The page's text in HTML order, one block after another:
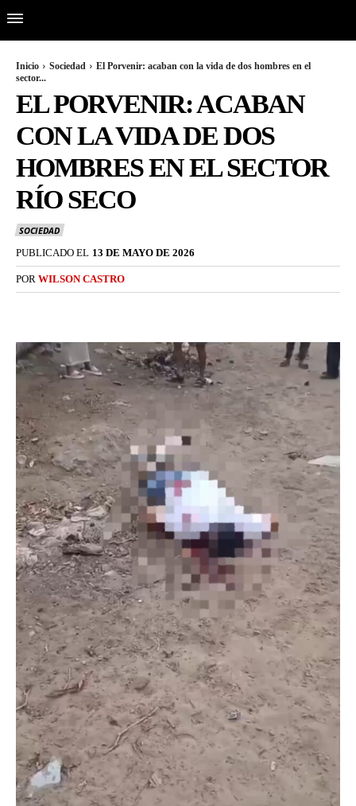
Inicio Sociedad
El Porvenir: acaban con la vida de dos hombres en el
sector...
EL PORVENIR: ACABAN
CON LA VIDA DE DOS
HOMBRES EN EL SECTOR
RÍO SECO
SOCIEDAD
PUBLICADO EL 13 DE MAYO DE 2026
POR WILSON CASTRO